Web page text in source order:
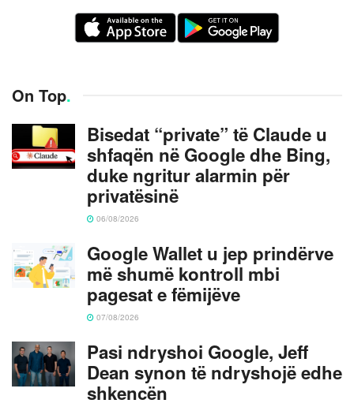
On Top.
Bisedat “private” të Claude u
shfaqën në Google dhe Bing,
duke ngritur alarmin për
privatësinë
06/08/2026
Google Wallet u jep prindërve
më shumë kontroll mbi
pagesat e fëmijëve
07/08/2026
Pasi ndryshoi Google, Jeff
Dean synon të ndryshojë edhe
shkencën